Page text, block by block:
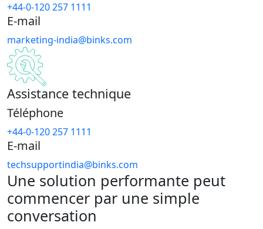
+44-0-120 257 1111
E-mail
marketing-india@binks.com
Assistance technique
Téléphone
+44-0-120 257 1111
E-mail
techsupportindia@binks.com
Une solution performante peut
commencer par une simple
conversation